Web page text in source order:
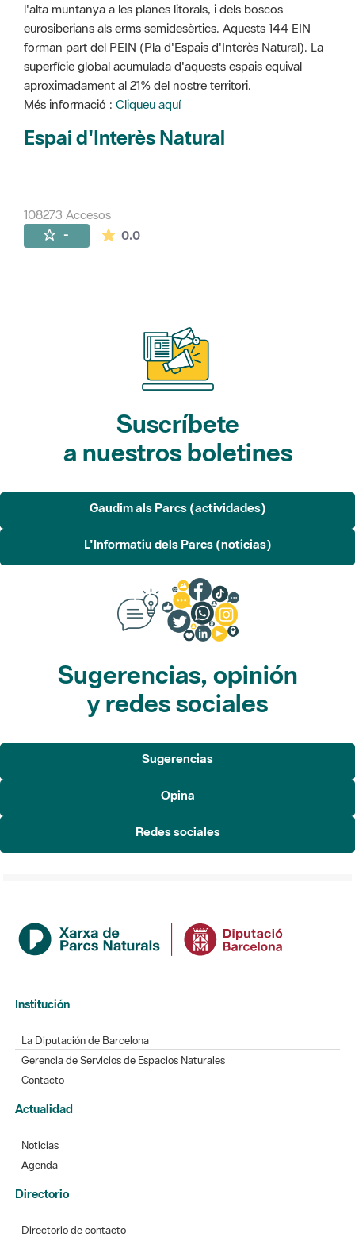
l'alta muntanya a les planes litorals, i dels boscos
eurosiberians als erms semidesèrtics. Aquests 144 EIN
forman part del PEIN (Pla d'Espais d'Interès Natural). La
superfície global acumulada d'aquests espais equival
aproximadament al 21% del nostre territori.
Més informació : Cliqueu aquí
Espai d'Interès Natural
108273 Accesos
- 0.0La valoración media es de 0 estrellas de
Suscríbete
a nuestros boletines
Gaudim als Parcs (actividades)
L'Informatiu dels Parcs (noticias)
Sugerencias, opinión
y redes sociales
Sugerencias
Opina
Redes sociales
Institución
La Diputación de Barcelona
Gerencia de Servicios de Espacios Naturales
Contacto
Actualidad
Noticias
Agenda
Directorio
Directorio de contacto